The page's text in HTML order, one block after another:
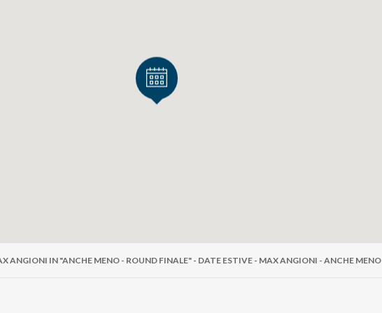
ANGIONI IN "ANCHE MENO - ROUND FINALE" - DATE ESTIVE - MAX ANGIONI - ANCHE MENO